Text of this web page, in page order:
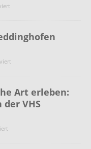
Art erleben:
VHS